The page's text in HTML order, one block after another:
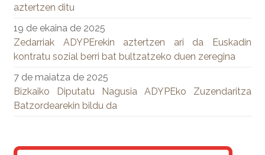
aztertzen ditu
19 de ekaina de 2025
Zedarriak ADYPErekin aztertzen ari da Euskadin
kontratu sozial berri bat bultzatzeko duen zeregina
7 de maiatza de 2025
Bizkaiko Diputatu Nagusia ADYPEko Zuzendaritza
Batzordearekin bildu da